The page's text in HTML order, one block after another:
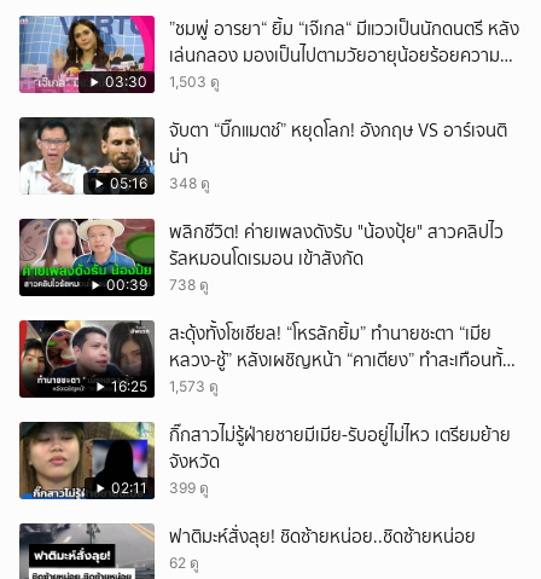
03:30
”ชมพู่ อารยา“ ยิ้ม “เจ๊เกล“ มีแววเป็นนักดนตรี หลัง
เล่นกลอง มองเป็นไปตามวัยอายุน้อยร้อยความ
สามารถ
1,503 ดู
05:16
จับตา “บิ๊กแมตช์” หยุดโลก! อังกฤษ VS อาร์เจนติ
น่า
348 ดู
00:39
พลิกชีวิต! ค่ายเพลงดังรับ "น้องปุ้ย" สาวคลิปไว
รัลหมอนโดเรมอน เข้าสังกัด
738 ดู
16:25
สะดุ้งทั้งโซเชียล! “โหรลักยิ้ม” ทำนายชะตา “เมีย
หลวง-ชู้” หลังเผชิญหน้า “คาเตียง” ทำสะเทือนทั้ง
ประเทศ
1,573 ดู
02:11
กิ๊กสาวไม่รู้ฝ่ายชายมีเมีย-รับอยู่ไม่ไหว เตรียมย้าย
จังหวัด
399 ดู
ฟาติมะห์สั่งลุย! ชิดซ้ายหน่อย..ชิดซ้ายหน่อย
62 ดู
ยกเลิก